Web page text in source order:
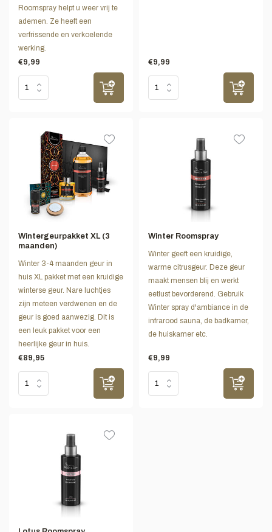
Roomspray helpt u weer vrij te
ademen. Ze heeft een
verfrissende en verkoelende
werking.
€9,99
€9,99
Wintergeurpakket XL (3
maanden)
Winter 3-4 maanden geur in
huis XL pakket met een kruidige
winterse geur. Nare luchtjes
zijn meteen verdwenen en de
geur is goed aanwezig. Dit is
een leuk pakket voor een
heerlijke geur in huis.
€89,95
Winter Roomspray
Winter geeft een kruidige,
warme citrusgeur. Deze geur
maakt mensen blij en werkt
eetlust bevorderend. Gebruik
Winter spray d'ambiance in de
infrarood sauna, de badkamer,
de huiskamer etc.
€9,99